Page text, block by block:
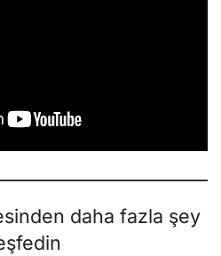
daha fazla şey